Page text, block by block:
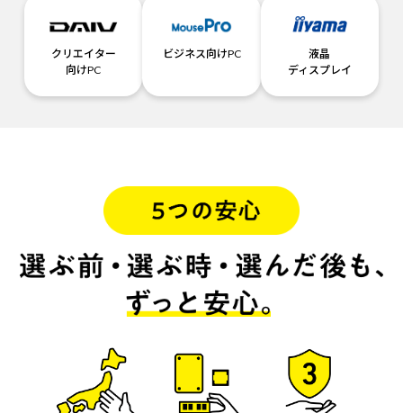
クリエイター
向けPC
ビジネス向けPC
液晶
ディスプレイ